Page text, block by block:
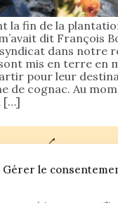
Gérer le
la fin de la
dit François
dans notre
mis en terre en
pour leur
de cognac. Au
[…]